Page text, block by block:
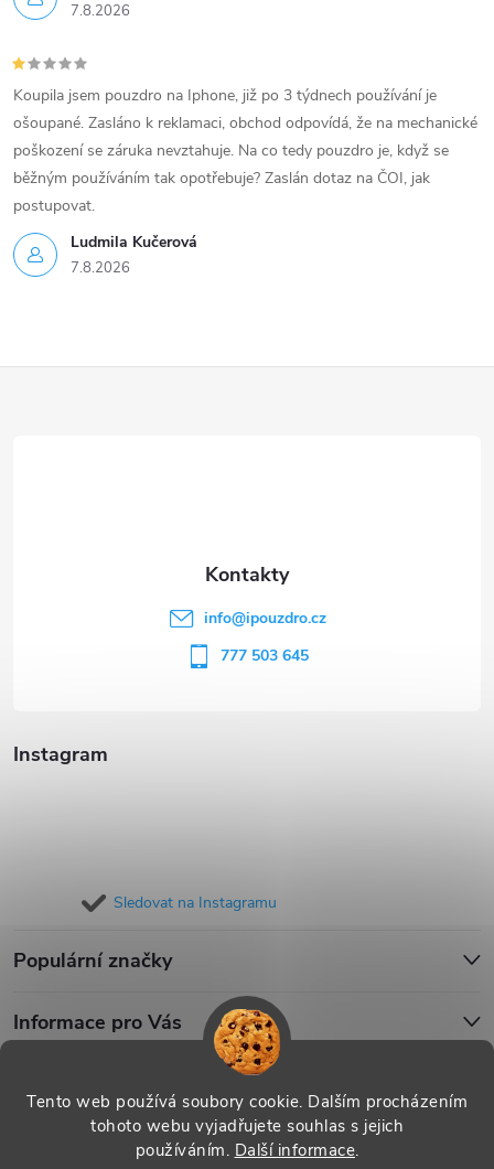
Tento web používá soubory cookie. Dalším procházením
tohoto webu vyjadřujete souhlas s jejich
používáním. Další informace.
7.8.2026
Ludmila Kučerová
7.8.2026
Koupila jsem pouzdro na Iphone, již po 3 týdnech používání je
ošoupané. Zasláno k reklamaci, obchod odpovídá, že na mechanické
poškození se záruka nevztahuje. Na co tedy pouzdro je, když se
běžným používáním tak opotřebuje? Zaslán dotaz na ČOI, jak
postupovat.
Instagram
Sledovat na Instagramu
Populární značky
Informace pro Vás
info@ipouzdro.cz
777 503 645
Copyright 2026 . Všechna práva vyhrazena.